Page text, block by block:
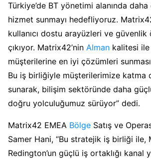
Türkiye’de BT yönetimi alanında
hizmet sunmayı hedefliyoruz.
kullanıcı dostu arayüzleri ve
çıkıyor. Matrix42’nin Alman kalitesi
müşterilerine en iyi çözümleri
Bu iş birliğiyle müşterilerimize katma
sunarak, bilişim sektöründe daha
doğru yolculuğumuz sürüyor” dedi.
Matrix42 EMEA Bölge Satış ve
Samer Hani, “Bu stratejik iş birliği ile,
Redington’un güçlü iş ortaklığı kanal